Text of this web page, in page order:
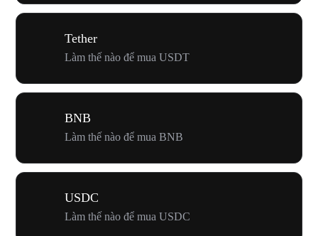
Tether
Làm thế nào để mua USDT
BNB
Làm thế nào để mua BNB
USDC
Làm thế nào để mua USDC